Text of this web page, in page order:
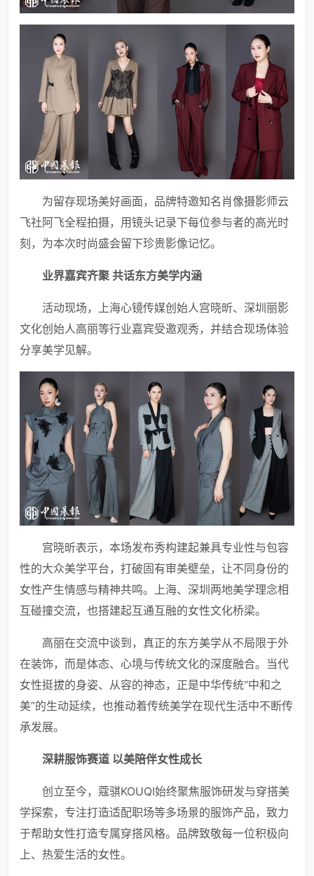
为留存现场美好画面，品牌特邀知名肖像摄影师云
飞社阿飞全程拍摄，用镜头记录下每位参与者的高光时
刻，为本次时尚盛会留下珍贵影像记忆。
业界嘉宾齐聚 共话东方美学内涵
活动现场，上海心镜传媒创始人宫晓昕、深圳丽影
文化创始人高丽等行业嘉宾受邀观秀，并结合现场体验
分享美学见解。
宫晓昕表示，本场发布秀构建起兼具专业性与包容
性的大众美学平台，打破固有审美壁垒，让不同身份的
女性产生情感与精神共鸣。上海、深圳两地美学理念相
互碰撞交流，也搭建起互通互融的女性文化桥梁。
高丽在交流中谈到，真正的东方美学从不局限于外
在装饰，而是体态、心境与传统文化的深度融合。当代
女性挺拔的身姿、从容的神态，正是中华传统“中和之
美”的生动延续，也推动着传统美学在现代生活中不断传
承发展。
深耕服饰赛道 以美陪伴女性成长
创立至今，蔻骐KOUQI始终聚焦服饰研发与穿搭美
学探索，专注打造适配职场等多场景的服饰产品，致力
于帮助女性打造专属穿搭风格。品牌致敬每一位积极向
上、热爱生活的女性。